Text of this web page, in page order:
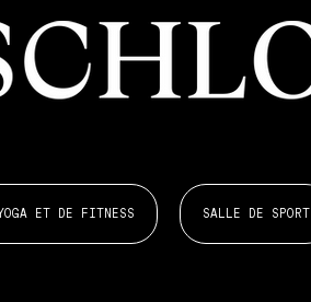
ET DE FITNESS SALLE DE SPORT